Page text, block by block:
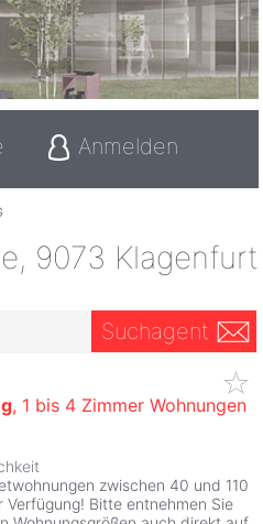
Anmelden
9073 Klagenfurt
Suchagent
, 1 bis 4 Zimmer Wohnungen
zwischen 40 und 110
Bitte entnehmen Sie